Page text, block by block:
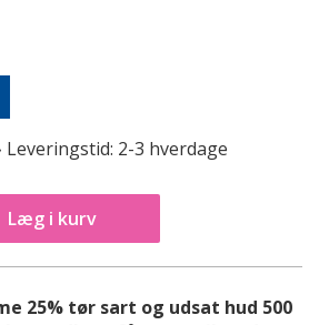
Læg i kurv
Leveringstid: 2-3 hverdage
25% tør sart og udsat hud 500